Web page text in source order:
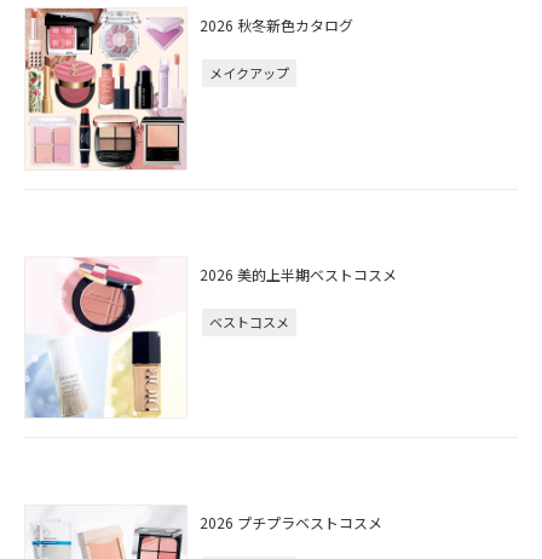
2026 秋冬新色カタログ
メイクアップ
2026 美的上半期ベストコスメ
ベストコスメ
2026 プチプラベストコスメ